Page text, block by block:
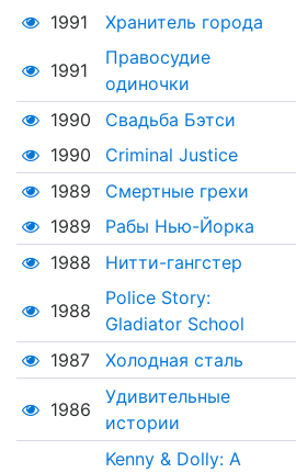
1991 Хранитель города
1991
Правосудие
одиночки
1990 Свадьба Бэтси
1990
Criminal Justice
1989
Смертные грехи
1989
Рабы Нью-Йорка
1988
Нитти-гангстер
1988
Police Story:
Gladiator School
1987 Холодная сталь
1986
Удивительные
истории
Kenny & Dolly: A